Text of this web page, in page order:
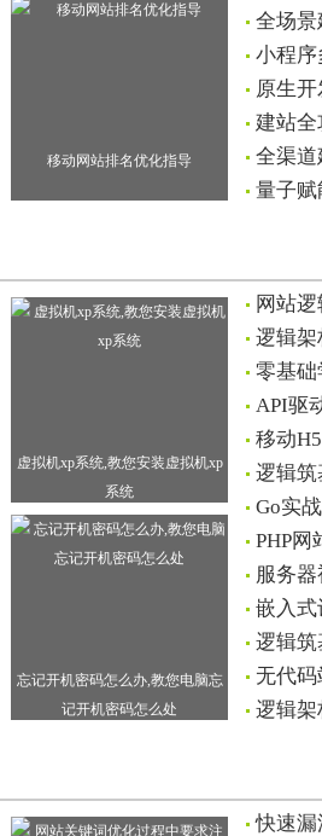
移动网站排名优化指导
全场
小程
原生
建站
全渠
量子
虚拟机xp系统,教您安装虚拟机xp
系统
忘记开机密码怎么办,教您电脑忘
记开机密码怎么处
网站
逻辑
零基
API驱
移动
逻辑筑
Go实
PHP
服务
嵌入
逻辑
无代
逻辑
快速